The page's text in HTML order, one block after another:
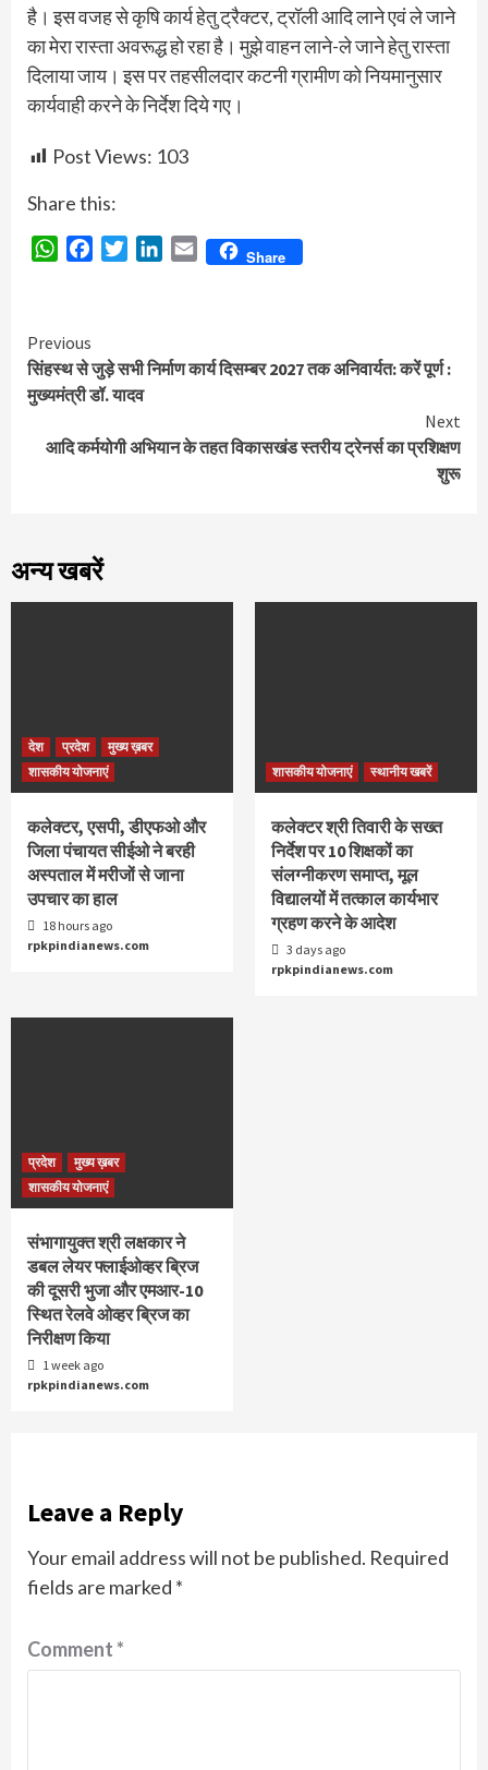
है। इस वजह से कृषि कार्य हेतु ट्रैक्‍टर, ट्रॉली आदि लाने एवं ले जाने
का मेरा रास्‍ता अवरूद्ध हो रहा है। मुझे वाहन लाने-ले जाने हेतु रास्ता
दिलाया जाय। इस पर तहसीलदार कटनी ग्रामीण को नियमानुसार
कार्यवाही करने के निर्देश दिये गए।
Post Views: 103
Share this:
WhatsAppFacebookTwitterLinkedIn
Email Share
Continue
Reading
Previous
सिंहस्थ से जुड़े सभी निर्माण कार्य दिसम्बर 2027 तक अनिवार्यत: करें पूर्ण :
मुख्यमंत्री डॉ. यादव
Next
आदि कर्मयोगी अभियान के तहत विकासखंड स्‍तरीय ट्रेनर्स का प्रशिक्षण
शुरू
अन्य खबरें
देश प्रदेश
मुख्य ख़बर
शासकीय योजनाएं
कलेक्टर, एसपी, डीएफओ और
जिला पंचायत सीईओ ने बरही
अस्पताल में मरीजों से जाना
उपचार का हाल
18 hours ago
rpkpindianews.com
शासकीय योजनाएं स्थानीय खबरें
कलेक्टर श्री तिवारी के सख्त
निर्देश पर 10 शिक्षकों का
संलग्नीकरण समाप्त, मूल
विद्यालयों में तत्काल कार्यभार
ग्रहण करने के आदेश
3 days ago
rpkpindianews.com
प्रदेश
मुख्य ख़बर
शासकीय योजनाएं
संभागायुक्त श्री लक्षकार ने
डबल लेयर फ्लाईओव्हर ब्रिज
की दूसरी भुजा और एमआर-10
स्थित रेलवे ओव्हर ब्रिज का
निरीक्षण किया
1 week ago
rpkpindianews.com
Leave a Reply
Your email address will not be published. Required
fields are marked *
Comment*